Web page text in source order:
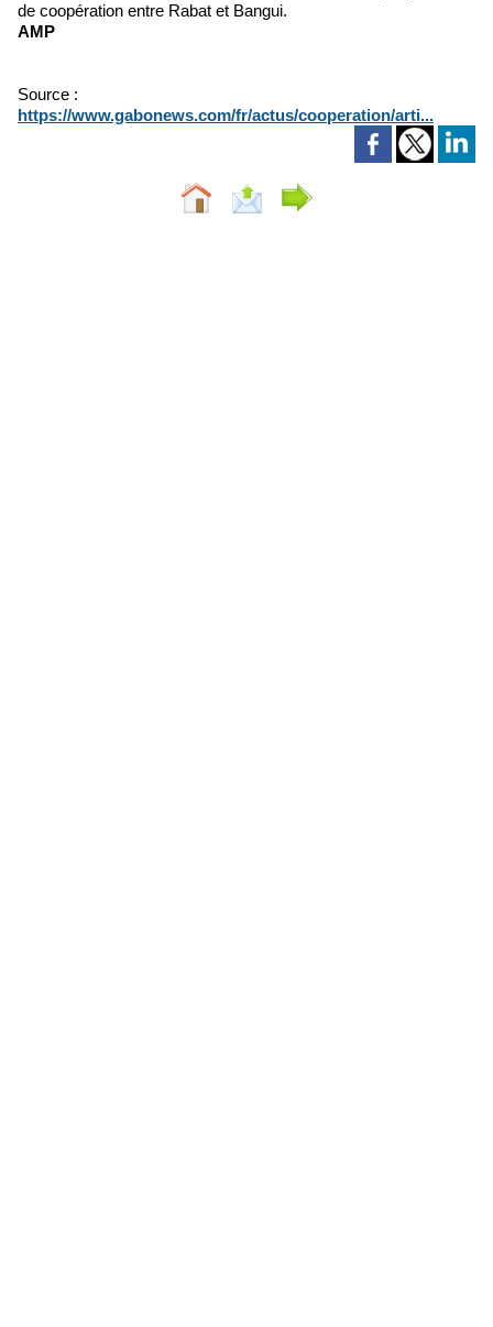
de coopération entre Rabat et Bangui.
AMP
Source :
https://www.gabonews.com/fr/actus/cooperation/arti...